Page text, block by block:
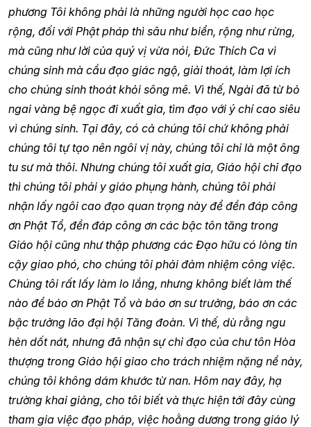
phương Tôi không phải là những người học cao học
rộng, đối với Phật pháp thì sâu như biển, rộng như rừng,
mà cũng như lời của quý vị vừa nói, Đức Thích Ca vì
chúng sinh mà cầu đạo giác ngộ, giải thoát, làm lợi ích
cho chúng sinh thoát khỏi sông mê. Vì thế, Ngài đã từ bỏ
ngai vàng bệ ngọc đi xuất gia, tìm đạo với ý chí cao siêu
vì chúng sinh. Tại đây, có cả chúng tôi chứ không phải
chúng tôi tự tạo nên ngôi vị này, chúng tôi chỉ là một ông
tu sư mà thôi. Nhưng chúng tôi xuất gia, Giáo hội chỉ đạo
thì chúng tôi phải y giáo phụng hành, chúng tôi phải
nhận lấy ngôi cao đạo quan trọng này để đền đáp công
ơn Phật Tổ, đền đáp công ơn các bậc tôn tăng trong
Giáo hội cũng như thập phương các Đạo hữu có lòng tin
cậy giao phó, cho chúng tôi phải đảm nhiệm công việc.
Chúng tôi rất lấy làm lo lắng, nhưng không biết làm thế
nào để báo ơn Phật Tổ và báo ơn sư trưởng, báo ơn các
bậc trưởng lão đại hội Tăng đoàn. Vì thế, dù rằng ngu
hèn dốt nát, nhưng đã nhận sự chỉ đạo của chư tôn Hòa
thượng trong Giáo hội giao cho trách nhiệm nặng nề này,
chúng tôi không dám khước từ nan. Hôm nay đây, hạ
trường khai giảng, cho tôi biết và thực hiện tới đây cùng
tham gia việc đạo pháp, việc hoằng dương trong giáo lý